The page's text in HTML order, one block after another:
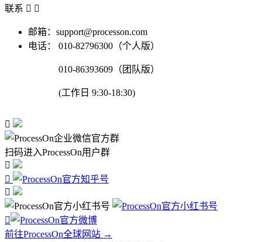
联系  
邮箱：support@processon.com
电话：
010-82796300（个人版）
010-86393609（团队版）
(工作日 9:30-18:30)

扫码进入ProcessOn用户群




前往ProcessOn全球网站 →